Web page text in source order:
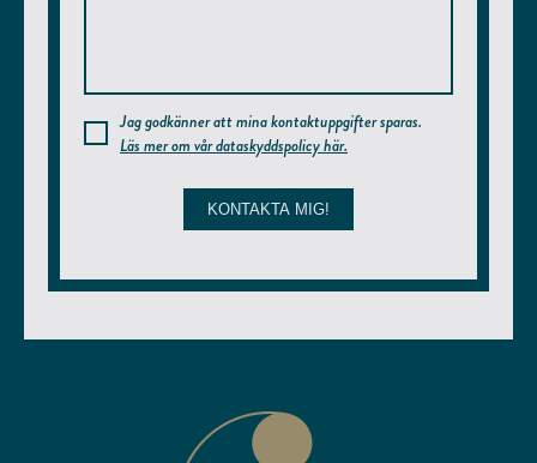
Jag godkänner att mina kontaktuppgifter sparas.
Läs mer om vår dataskyddspolicy här.